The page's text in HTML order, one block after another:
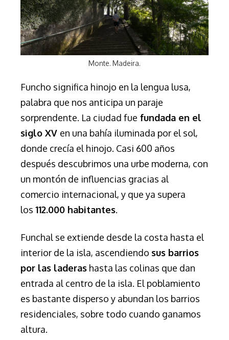
Monte. Madeira.
Funcho significa hinojo en la lengua lusa,
palabra que nos anticipa un paraje
sorprendente. La ciudad fue fundada en el
siglo XV en una bahía iluminada por el sol,
donde crecía el hinojo. Casi 600 años
después descubrimos una urbe moderna, con
un montón de influencias gracias al
comercio internacional, y que ya supera
los 112.000 habitantes.
Funchal se extiende desde la costa hasta el
interior de la isla, ascendiendo sus barrios
por las laderas hasta las colinas que dan
entrada al centro de la isla. El poblamiento
es bastante disperso y abundan los barrios
residenciales, sobre todo cuando ganamos
altura.